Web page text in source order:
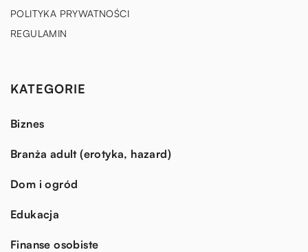
POLITYKA PRYWATNOŚCI
REGULAMIN
KATEGORIE
Biznes
Branża adult (erotyka, hazard)
Dom i ogród
Edukacja
Finanse osobiste